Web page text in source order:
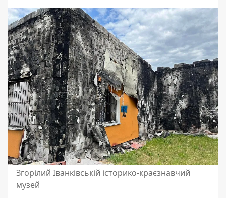
Згорілий Іванківській історико-краєзнавчий
музей